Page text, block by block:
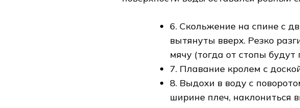
6. Скольжение на спине с
вытянуты вверх. Резко
мячу (тогда от стопы
7. Плавание кролем с
8. Выдохи в воду с
ширине плеч, наклониться